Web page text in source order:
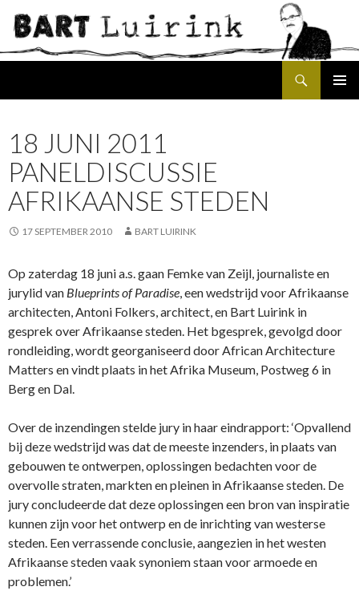
18 JUNI 2011
PANELDISCUSSIE
AFRIKAANSE STEDEN
17 SEPTEMBER 2010 BART LUIRINK
Op zaterdag 18 juni a.s. gaan Femke van Zeijl, journaliste en
jurylid van Blueprints of Paradise, een wedstrijd voor Afrikaanse
architecten, Antoni Folkers, architect, en Bart Luirink in
gesprek over Afrikaanse steden. Het bgesprek, gevolgd door
rondleiding, wordt georganiseerd door African Architecture
Matters en vindt plaats in het Afrika Museum, Postweg 6 in
Berg en Dal.
Over de inzendingen stelde jury in haar eindrapport: ‘Opvallend
bij deze wedstrijd was dat de meeste inzenders, in plaats van
gebouwen te ontwerpen, oplossingen bedachten voor de
overvolle straten, markten en pleinen in Afrikaanse steden. De
jury concludeerde dat deze oplossingen een bron van inspiratie
kunnen zijn voor het ontwerp en de inrichting van westerse
steden. Een verrassende conclusie, aangezien in het westen
Afrikaanse steden vaak synoniem staan voor armoede en
problemen.’